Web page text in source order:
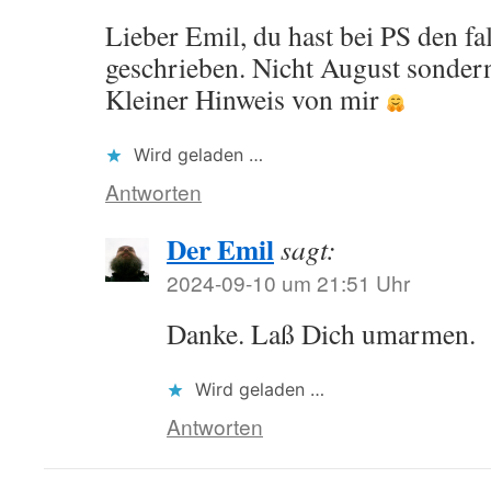
Lieber Emil, du hast bei PS den
geschrieben. Nicht August
Kleiner Hinweis von mir
Wird geladen …
Antworten
Der Emilsagt:
2024-09-10 um 21:51 Uhr
Danke. Laß Dich umarmen.
Wird geladen …
Antworten